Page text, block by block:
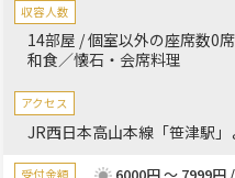
な多目的ホールもございます。
収容人数
14部屋 / 個室以外の座席数0席
和食／懐石・会席料理
アクセス
JR西日本高山本線「笹津駅
受付金額 6000円 ～ 7999円